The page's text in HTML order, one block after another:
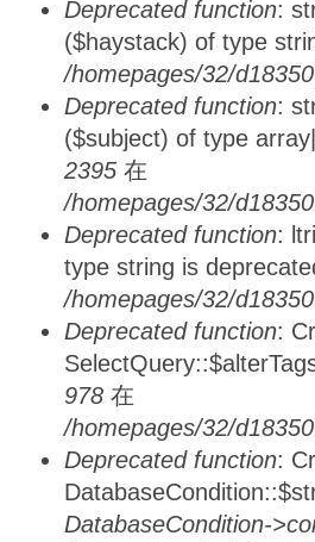
Deprecated function:
($haystack) of type
/homepages/32/
Deprecated function:
($subject) of type
2395 在
/homepages/32/
Deprecated function:
type string is
/homepages/32/
Deprecated function:
978 在
/homepages/32/
Deprecated function:
DatabaseCondition-